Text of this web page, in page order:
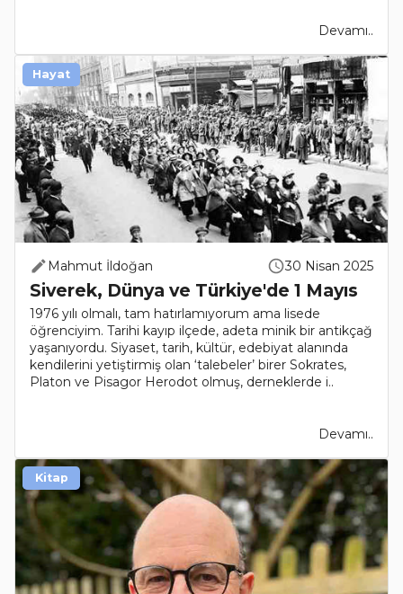
Devamı..
Mahmut İldoğan 30 Nisan 2025
Siverek, Dünya ve Türkiye'de 1 Mayıs
1976 yılı olmalı, tam hatırlamıyorum ama lisede
öğrenciyim. Tarihi kayıp ilçede, adeta minik bir antikçağ
yaşanıyordu. Siyaset, tarih, kültür, edebiyat alanında
kendilerini yetiştirmiş olan ‘talebeler’ birer Sokrates,
Platon ve Pisagor Herodot olmuş, derneklerde i..
Devamı..
Hayat
Kitap